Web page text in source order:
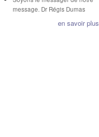
message. Dr Régis Dumas
en savoir plus